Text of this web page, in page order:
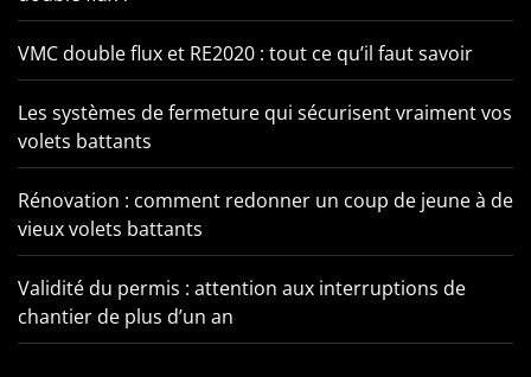
VMC double flux et RE2020 : tout ce qu’il faut savoir
Les systèmes de fermeture qui sécurisent vraiment vos
volets battants
Rénovation : comment redonner un coup de jeune à de
vieux volets battants
Validité du permis : attention aux interruptions de
chantier de plus d’un an